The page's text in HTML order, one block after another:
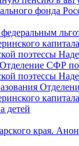
фонда
капитала
поэтессы
СФР
поэтессы
капитала
детей
края.